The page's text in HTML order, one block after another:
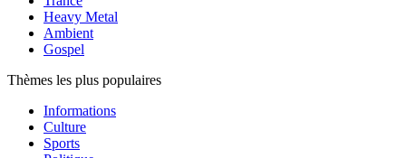
Heavy Metal
Ambient
Gospel
Thèmes les plus populaires
Informations
Culture
Sports